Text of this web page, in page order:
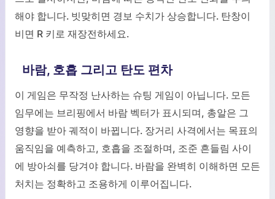
해야 합니다. 빗맞히면 경보 수치가 상승합니다. 탄창이
비면 R 키로 재장전하세요.
바람, 호흡 그리고 탄도 편차
이 게임은 무작정 난사하는 슈팅 게임이 아닙니다. 모든
임무에는 브리핑에서 바람 벡터가 표시되며, 총알은 그
영향을 받아 궤적이 바뀝니다. 장거리 사격에서는 목표의
움직임을 예측하고, 호흡을 조절하며, 조준 흔들림 사이
에 방아쇠를 당겨야 합니다. 바람을 완벽히 이해하면 모든
처치는 정확하고 조용하게 이루어집니다.